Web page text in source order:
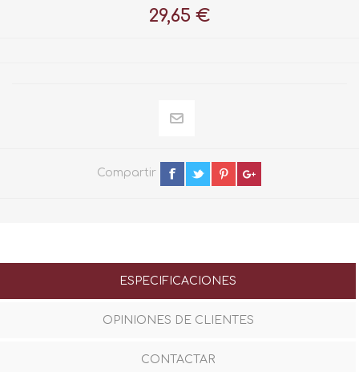
29,65 €
Compartir
ESPECIFICACIONES
OPINIONES DE CLIENTES
CONTACTAR